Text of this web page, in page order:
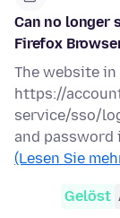
Can no longer
Firefox
The website
https://
service/sso/
and password
(Lesen Sie
Gelöst